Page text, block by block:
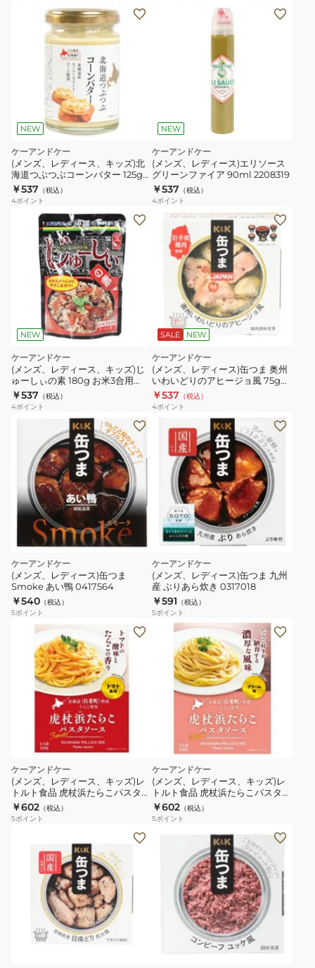
NEW
ケーアンドケー
(メンズ、レディース、キッズ)北
海道つぶつぶコーンバター 125g
0258103
￥537 （税込）
4ポイント
NEW
ケーアンドケー
(メンズ、レディース)エリソース
グリーンファイア 90ml 2208319
￥537 （税込）
4ポイント
NEW
ケーアンドケー
(メンズ、レディース、キッズ)じ
ゅーしぃの素 180g お米3合用
2909101
￥537 （税込）
4ポイント
SALE NEW
ケーアンドケー
(メンズ、レディース)缶つま 奥州
いわいどりのアヒージョ風 75g
0412041
￥537 （税込）
4ポイント
ケーアンドケー
(メンズ、レディース)缶つま
Smoke あい鴨 0417564
￥540 （税込）
5ポイント
ケーアンドケー
(メンズ、レディース)缶つま 九州
産 ぶりあら炊き 0317018
￥591 （税込）
5ポイント
ケーアンドケー
(メンズ、レディース、キッズ)レ
トルト食品 虎杖浜たらこパスタソ
ーストマト風味 1642069
￥602 （税込）
5ポイント
ケーアンドケー
(メンズ、レディース、キッズ)レ
トルト食品 虎杖浜たらこパスタソ
ースクリーム味 1642070
￥602 （税込）
5ポイント